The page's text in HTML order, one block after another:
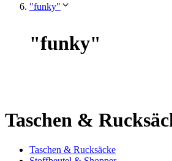
"funky"
"funky"
Taschen &
Taschen & Rucksäcke